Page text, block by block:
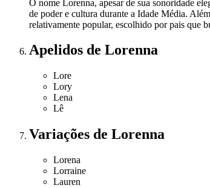
O nome Lorenna, apesar de sua sonoridade
de poder e cultura durante a Idade Média.
relativamente popular, escolhido por pais que
Apelidos de Lorenna
Lore
Lory
Lena
Lê
Variações de Lorenna
Lorena
Lorraine
Lauren